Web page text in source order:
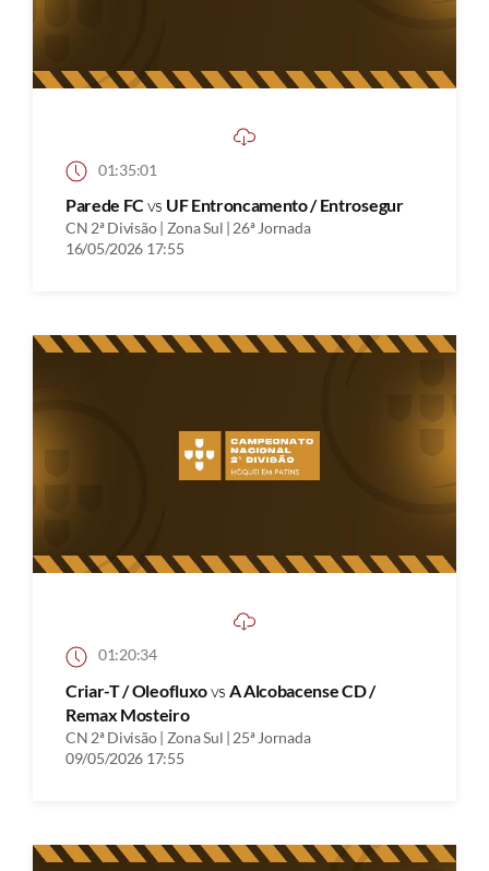
01:35:01
Parede FCvs UF Entroncamento / Entrosegur
CN 2ª Divisão | Zona Sul | 26ª Jornada
16/05/2026 17:55
01:20:34
Criar-T / Oleofluxovs A Alcobacense CD /
Remax Mosteiro
CN 2ª Divisão | Zona Sul | 25ª Jornada
09/05/2026 17:55